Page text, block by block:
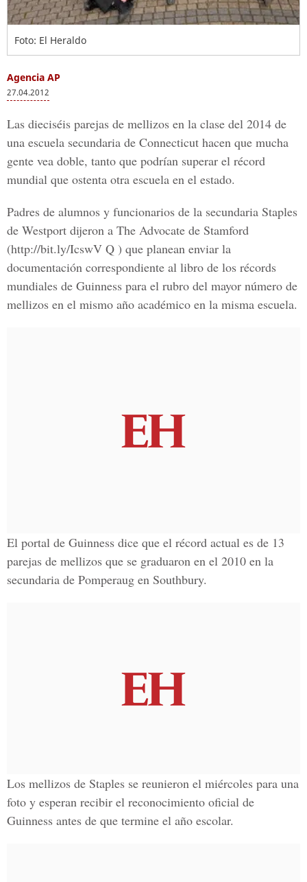
Foto: El Heraldo
Agencia AP
27.04.2012
Las dieciséis parejas de mellizos en la clase del 2014 de
una escuela secundaria de Connecticut hacen que mucha
gente vea doble, tanto que podrían superar el récord
mundial que ostenta otra escuela en el estado.
Padres de alumnos y funcionarios de la secundaria Staples
de Westport dijeron a The Advocate de Stamford
(http://bit.ly/IcswV Q ) que planean enviar la
documentación correspondiente al libro de los récords
mundiales de Guinness para el rubro del mayor número de
mellizos en el mismo año académico en la misma escuela.
El portal de Guinness dice que el récord actual es de 13
parejas de mellizos que se graduaron en el 2010 en la
secundaria de Pomperaug en Southbury.
Los mellizos de Staples se reunieron el miércoles para una
foto y esperan recibir el reconocimiento oficial de
Guinness antes de que termine el año escolar.